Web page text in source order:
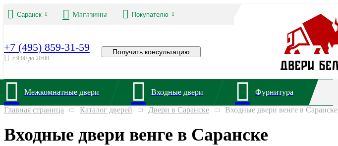
Саранск Магазины Покупателю
+7 (495) 859-31-59
с 9:00 до 20:00
Получить консультацию
Межкомнатные двери Входные двери Фурнитура
Главная страница Каталог дверей Двери в Саранске Входные двери венге в Саранске
Входные двери венге в Саранске